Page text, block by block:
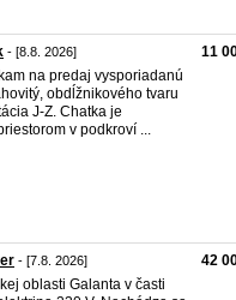
- [8.8. 2026]
na predaj vysporiadanú
obdĺžnikového tvaru
J-Z. Chatka je
v podkroví ...
11
- [7.8. 2026]
oblasti Galanta v časti
42